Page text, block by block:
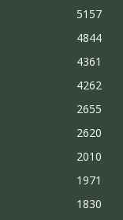
5157
4844
4361
4262
2655
2620
2010
1971
1830